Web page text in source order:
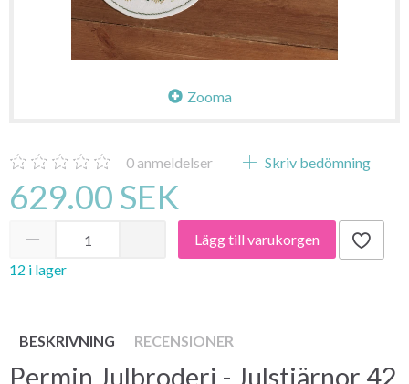
Zooma
0 anmeldelser Skriv bedömning
629.00 SEK
Lägg till varukorgen
12 i lager
BESKRIVNING RECENSIONER
Permin Julbroderi - Julstjärnor 42